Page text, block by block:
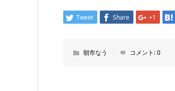
Tweet Share +1
朝市なう コメント:0